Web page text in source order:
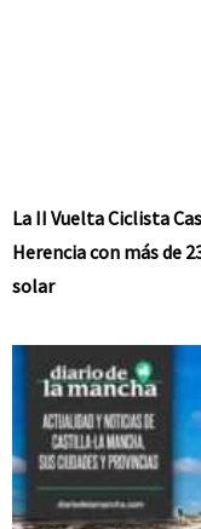
La II Vuelta Ciclista
Herencia con más de
solar